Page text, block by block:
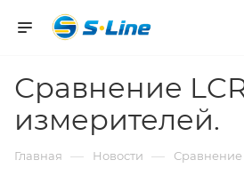
Сравнение
измерителей.
Главная — Новости — Сравнение